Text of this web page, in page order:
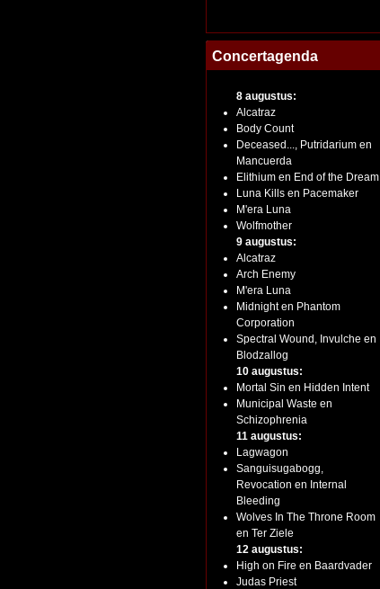
Concertagenda
8 augustus:
Alcatraz
Body Count
Deceased..., Putridarium en
Mancuerda
Elithium en End of the Dream
Luna Kills en Pacemaker
M'era Luna
Wolfmother
9 augustus:
Alcatraz
Arch Enemy
M'era Luna
Midnight en Phantom
Corporation
Spectral Wound, Invulche en
Blodzallog
10 augustus:
Mortal Sin en Hidden Intent
Municipal Waste en
Schizophrenia
11 augustus:
Lagwagon
Sanguisugabogg,
Revocation en Internal
Bleeding
Wolves In The Throne Room
en Ter Ziele
12 augustus:
High on Fire en Baardvader
Judas Priest